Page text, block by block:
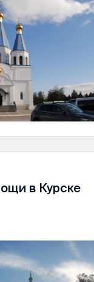
в Курске